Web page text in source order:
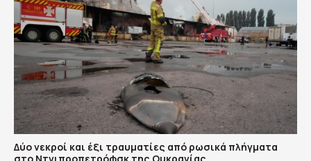
Δύο νεκροί και έξι τραυματίες από ρωσικά πλήγματα
στο Ντνιπροπετρόφσκ της Ουκρανίας